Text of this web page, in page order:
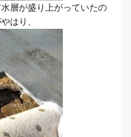
層が盛り上がっていたの
はり、